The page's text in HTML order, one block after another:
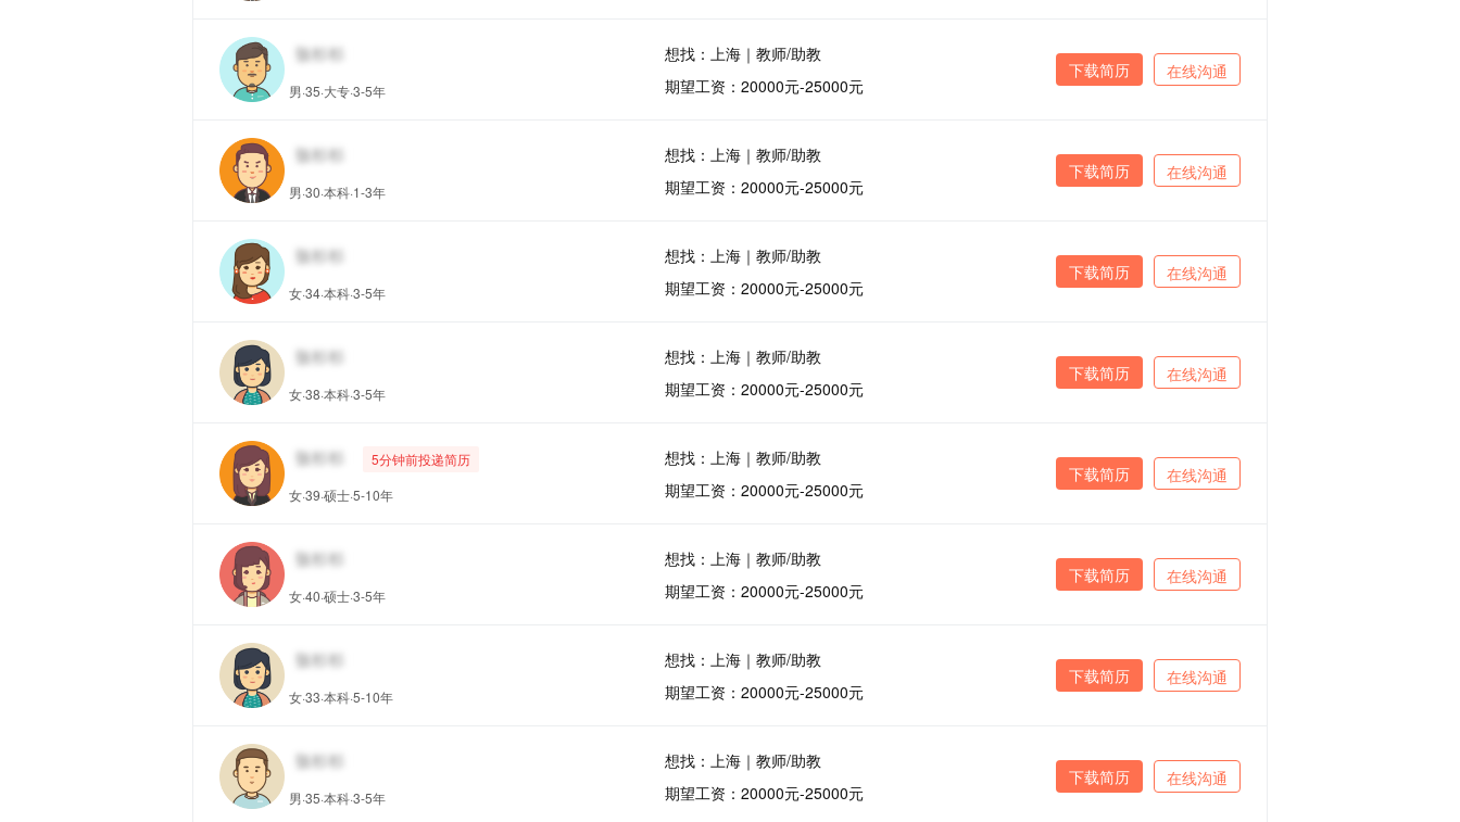
男·35·大专·3-5年
想找：上海｜教师/助教
期望工资：20000元-25000元
在线沟通
下载简历
男·30·本科·1-3年
想找：上海｜教师/助教
期望工资：20000元-25000元
在线沟通
下载简历
女·34·本科·3-5年
想找：上海｜教师/助教
期望工资：20000元-25000元
在线沟通
下载简历
女·38·本科·3-5年
想找：上海｜教师/助教
期望工资：20000元-25000元
在线沟通
下载简历
5分钟前投递简历
女·39·硕士·5-10年
想找：上海｜教师/助教
期望工资：20000元-25000元
在线沟通
下载简历
女·40·硕士·3-5年
想找：上海｜教师/助教
期望工资：20000元-25000元
在线沟通
下载简历
女·33·本科·5-10年
想找：上海｜教师/助教
期望工资：20000元-25000元
在线沟通
下载简历
男·35·本科·3-5年
想找：上海｜教师/助教
期望工资：20000元-25000元
在线沟通
下载简历